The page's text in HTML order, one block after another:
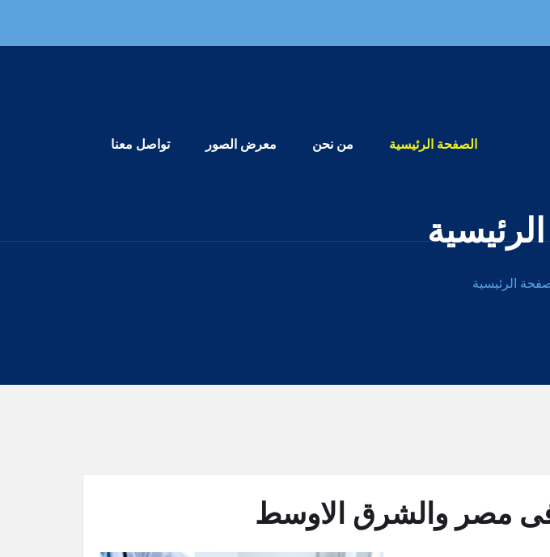
الصفحة الرئيسية
من نحن معرض الصور تواصل معنا
الرئيسية
مصر والشرق الاوسط